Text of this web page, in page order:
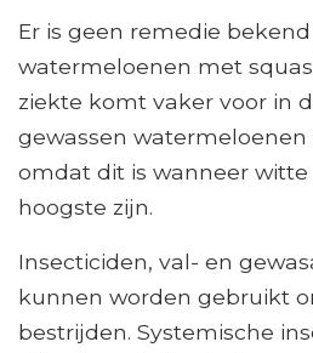
Er is geen remedie
watermeloenen met
ziekte komt vaker voor in
gewassen
omdat dit is wanneer
hoogste zijn.
Insecticiden, val- en
kunnen worden gebruikt
bestrijden. Systemische